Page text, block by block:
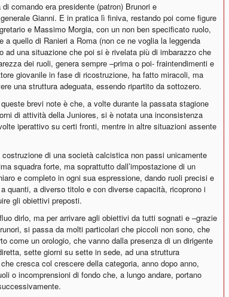
comando era presidente (patron) Brunori e
Gianni. E in pratica lì finiva, restando poi come figure
e Massimo Morgia, con un non ben specificato ruolo,
a quello di Ranieri a Roma (non ce ne voglia la leggenda
ad una situazione che poi si è rivelata più di imbarazzo che
dei ruoli, genera sempre –prima o poi- fraintendimenti e
giovanile in fase di ricostruzione, ha fatto miracoli, ma
una struttura adeguata, essendo ripartito da sottozero.
brevi note è che, a volte durante la passata stagione
di attività della Juniores, si è notata una inconsistenza
iperattivo su certi fronti, mentre in altre situazioni assente
di una società calcistica non passi unicamente
squadra forte, ma soprattutto dall’impostazione di un
e completo in ogni sua espressione, dando ruoli precisi e
quanti, a diverso titolo e con diverse capacità, ricoprono i
gli obiettivi preposti.
dirlo, ma per arrivare agli obiettivi da tutti sognati e –grazie
si passa da molti particolari che piccoli non sono, che
come un orologio, che vanno dalla presenza di un dirigente
sette giorni su sette in sede, ad una struttura
cresca col crescere della categoria, anno dopo anno,
o incomprensioni di fondo che, a lungo andare, portano